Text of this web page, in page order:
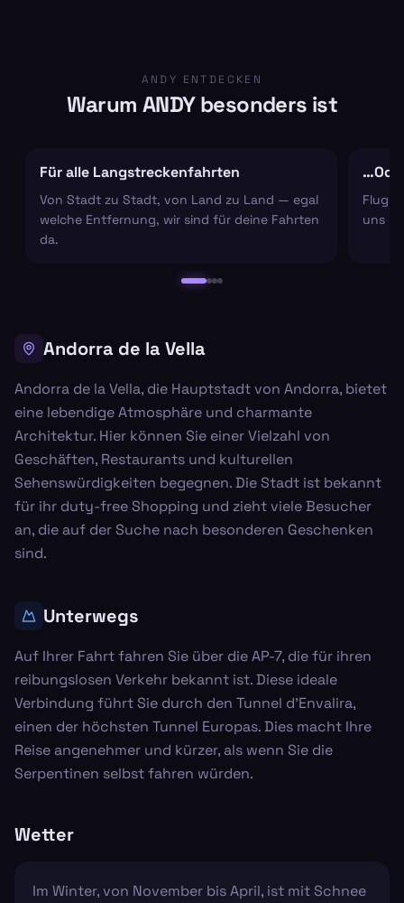
ANDY ENTDECKEN
Warum ANDY besonders ist
Für alle Langstreckenfahrten
Von Stadt zu Stadt, von Land zu Land — egal
welche Entfernung, wir sind für deine Fahrten
da.
uns
Andorra de la Vella
Andorra de la Vella, die Hauptstadt von Andorra, bietet
eine lebendige Atmosphäre und charmante
Architektur. Hier können Sie einer Vielzahl von
Geschäften, Restaurants und kulturellen
Sehenswürdigkeiten begegnen. Die Stadt ist bekannt
für ihr duty-free Shopping und zieht viele Besucher
an, die auf der Suche nach besonderen Geschenken
sind.
Unterwegs
Auf Ihrer Fahrt fahren Sie über die AP-7, die für ihren
reibungslosen Verkehr bekannt ist. Diese ideale
Verbindung führt Sie durch den Tunnel d'Envalira,
einen der höchsten Tunnel Europas. Dies macht Ihre
Reise angenehmer und kürzer, als wenn Sie die
Serpentinen selbst fahren würden.
Wetter
Im Winter, von November bis April, ist mit Schnee